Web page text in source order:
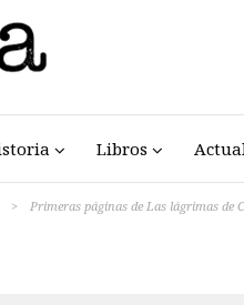
Libros
>
Primeras páginas de Las lágrimas de